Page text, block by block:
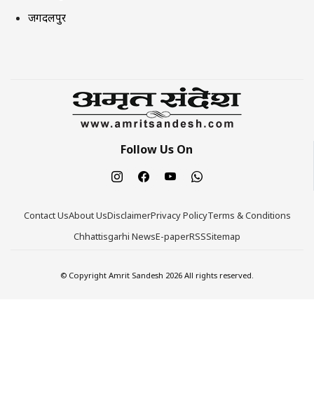
जगदलपुर
Follow Us On
Contact UsAbout UsDisclaimerPrivacy PolicyTerms & Conditions
Chhattisgarhi NewsE-paperRSSSitemap
© Copyright Amrit Sandesh 2026 All rights reserved.